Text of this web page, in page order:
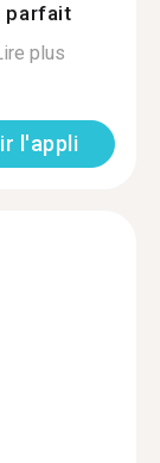
parfait
plus
l'appli